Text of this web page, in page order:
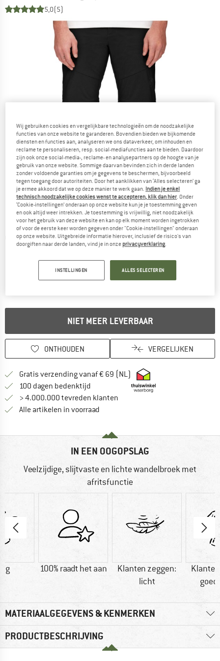
5,0(5)
Gedetailleerde foto's
NIET MEER LEVERBAAR
ONTHOUDEN VERGELIJKEN
Gratis verzending vanaf € 69 (NL) Vind hier de
100 dagen bedenktijd Vind de betalingsinformatie hier!
> 4.000.000 tevreden klanten
Alle artikelen in voorraad
IN EEN OOGOPSLAG
Veelzijdige, slijtvaste en lichte wandelbroek met
afritsfunctie
g 100% raadt het aan
Klanten zeggen:
licht
goed
MATERIAALGEGEVENS & KENMERKEN
PRODUCTBESCHRIJVING
Wij gebruiken cookies en vergelijkbare technologieën om de noodzakelijke
functies van onze website te garanderen. Bovendien bieden we bijkomende
diensten en functies aan, analyseren we ons dataverkeer, om inhouden en
reclame te personaliseren, resp. social-mediafuncties aan te bieden. Daardoor
zijn ook onze social-media-, reclame- en analysepartners op de hoogte van je
gebruik van onze website. Sommige daarvan bevinden zich in derde landen
zonder voldoende garanties om je gegevens te beschermen, bijvoorbeeld
tegen toegang door autoriteiten. Door het aanklikken van ‘Alles selecteren’ ga
je ermee akkoord dat we op deze manier te werk gaan. Indien je enkel
technisch noodzakelijke cookies wenst te accepteren, klik dan hier. Onder
‘Cookie-instellingen’ onderaan op onze website kun je je toestemming geven
en ook altijd weer intrekken. Je toestemming is vrijwillig, niet noodzakelijk
voor het gebruik van deze website en kan op elk moment worden ingetrokken
of voor de eerste keer worden gegeven onder "Cookie-instellingen" onderaan
op onze website. Uitgebreide informatie hierover, inclusief de risico's van
doorgiften naar derde landen, vind je in onze privacyverklaring.
INSTELLINGEN ALLES SELECTEREN